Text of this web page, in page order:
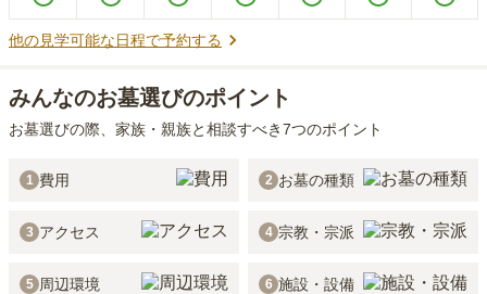
他の見学可能な日程で予約する
みんなのお墓選びのポイント
お墓選びの際、家族・親族と相談すべき7つのポイント
1 費用 2 お墓の種類
3 アクセス 4 宗教・宗派
5 周辺環境 6 施設・設備